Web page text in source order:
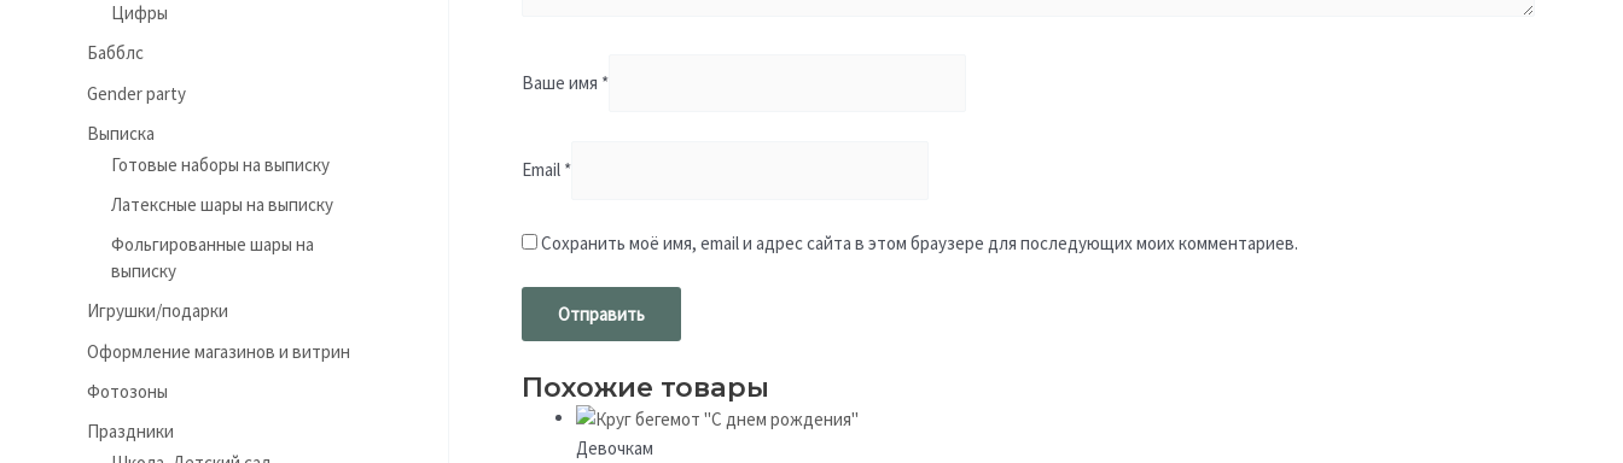
Цифры
Бабблс
Gender party
Выписка
Готовые наборы на выписку
Латексные шары на выписку
Фольгированные шары на
выписку
Игрушки/подарки
Оформление магазинов и витрин
Фотозоны
Праздники
Ваше имя *
Email *
Сохранить моё имя, email и адрес сайта в этом браузере для последующих моих комментариев.
Похожие товары
Девочкам